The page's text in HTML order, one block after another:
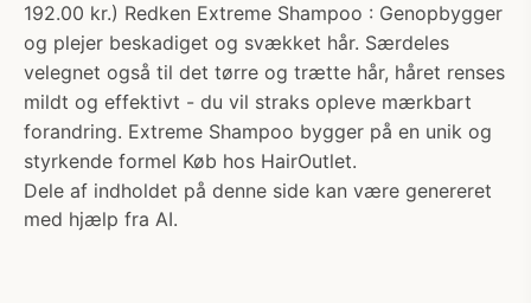
192.00 kr.) Redken Extreme Shampoo : Genopbygger
og plejer beskadiget og svækket hår. Særdeles
velegnet også til det tørre og trætte hår, håret renses
mildt og effektivt - du vil straks opleve mærkbart
forandring. Extreme Shampoo bygger på en unik og
styrkende formel Køb hos HairOutlet.
Dele af indholdet på denne side kan være genereret
med hjælp fra AI.